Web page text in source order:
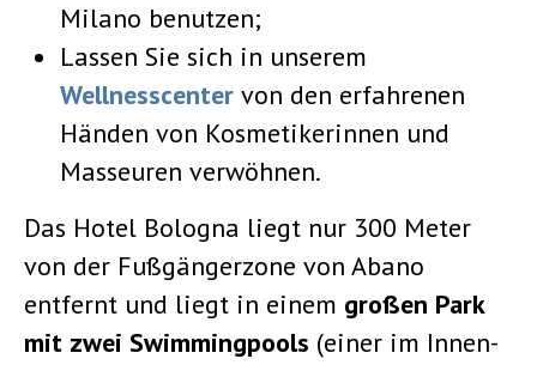
Milano benutzen;
Lassen Sie sich in unserem
Wellnesscenter von den erfahrenen
Händen von Kosmetikerinnen und
Masseuren verwöhnen.
Das Hotel Bologna liegt nur 300 Meter
von der Fußgängerzone von Abano
entfernt und liegt in einem großen Park
mit zwei Swimmingpools (einer im Innen-